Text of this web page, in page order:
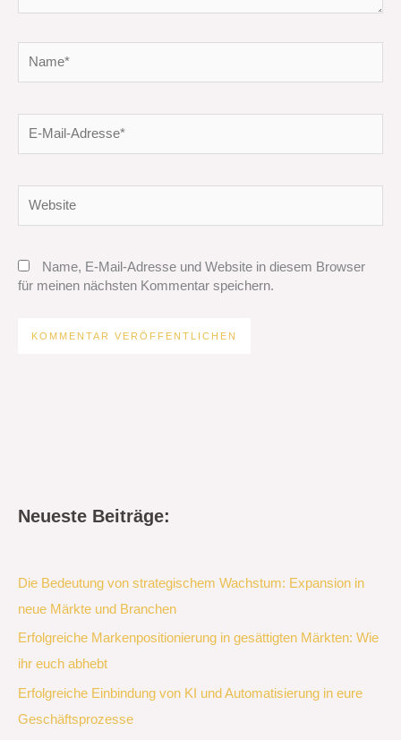
Mail-
Name, E-Mail-Adresse und Website in diesem Browser
für meinen nächsten Kommentar speichern.
Neueste Beiträge:
Die Bedeutung von strategischem Wachstum: Expansion in
neue Märkte und Branchen
Erfolgreiche Markenpositionierung in gesättigten Märkten: Wie
ihr euch abhebt
Erfolgreiche Einbindung von KI und Automatisierung in eure
Geschäftsprozesse